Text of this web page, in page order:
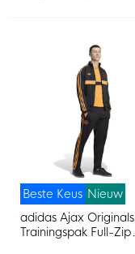
Beste Keus Nieuw
adidas Ajax Originals
Trainingspak Full-Zip